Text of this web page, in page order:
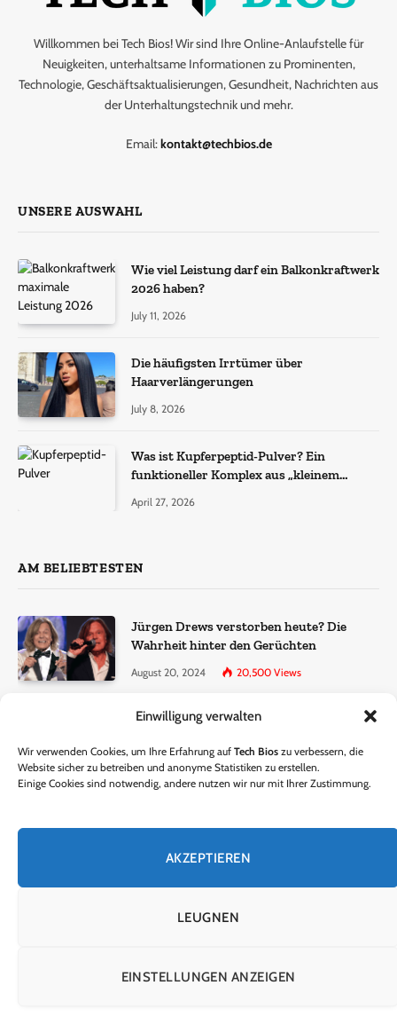
Einwilligung verwalten
Wir verwenden Cookies, um Ihre Erfahrung auf Tech Bios zu verbessern, die
Website sicher zu betreiben und anonyme Statistiken zu erstellen.
Einige Cookies sind notwendig, andere nutzen wir nur mit Ihrer Zustimmung.
AKZEPTIEREN
LEUGNEN
EINSTELLUNGEN ANZEIGEN
Willkommen bei Tech Bios! Wir sind Ihre Online-Anlaufstelle für
Neuigkeiten, unterhaltsame Informationen zu Prominenten,
Technologie, Geschäftsaktualisierungen, Gesundheit, Nachrichten aus
der Unterhaltungstechnik und mehr.
Email:kontakt@techbios.de
UNSERE AUSWAHL
Wie viel Leistung darf ein Balkonkraftwerk
2026 haben?
July 11, 2026
Die häufigsten Irrtümer über
Haarverlängerungen
July 8, 2026
Was ist Kupferpeptid-Pulver? Ein
funktioneller Komplex aus „kleinem
April 27, 2026
AM BELIEBTESTEN
Jürgen Drews verstorben heute? Die
Wahrheit hinter den Gerüchten
August 20, 2024 20,500 Views
Ralf Dammasch Traueranzeige:
June 26, 2024 13,285Views
hinter den Gerüchten
October 5, 2024 9,301
HEIM ÜBER UNS
KONTAKTIERE UNS